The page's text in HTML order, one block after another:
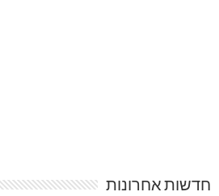
חדשות אחרונות